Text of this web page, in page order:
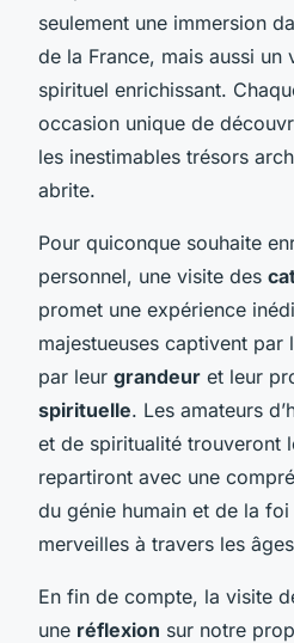
seulement une immersion
de la France, mais aussi un
spirituel enrichissant.
occasion unique de
les inestimables trésors
abrite.
Pour quiconque souhaite
personnel, une visite des
promet une expérience
majestueuses captivent par
par leur grandeur et leur
spirituelle. Les amateurs
et de spiritualité trouveront
repartiront avec une
du génie humain et de la
merveilles à travers les
En fin de compte, la visite
une réflexion sur notre